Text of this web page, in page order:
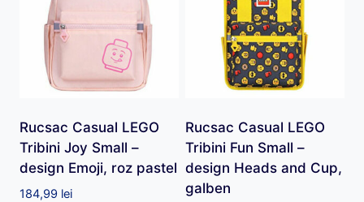
Rucsac Casual LEGO
Tribini Joy Small –
design Emoji, roz pastel
184,99 lei
Rucsac Casual LEGO
Tribini Fun Small –
design Heads and Cup,
galben